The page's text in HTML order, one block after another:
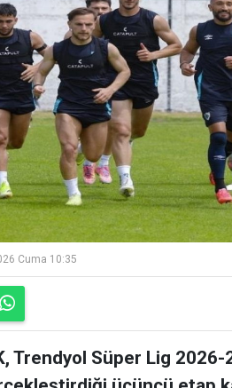
Cuma 10:35
Trendyol Süper Lig 2026-